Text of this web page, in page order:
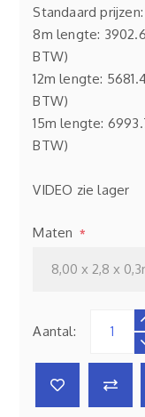
Standaard prijzen:
8m lengte:
BTW)
12m lengte:
BTW)
15m lengte:
BTW)
VIDEO zie lager
Maten *
Aantal: